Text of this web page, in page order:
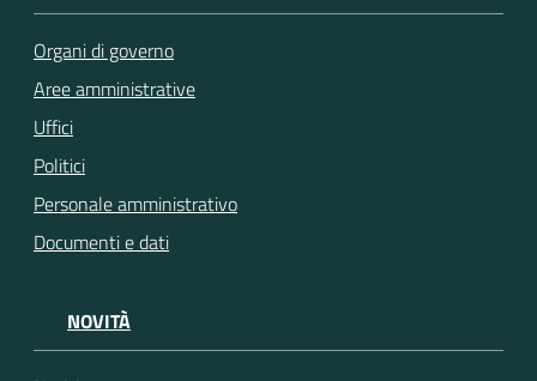
Organi di governo
Aree amministrative
Uffici
Politici
Personale amministrativo
Documenti e dati
NOVITÀ